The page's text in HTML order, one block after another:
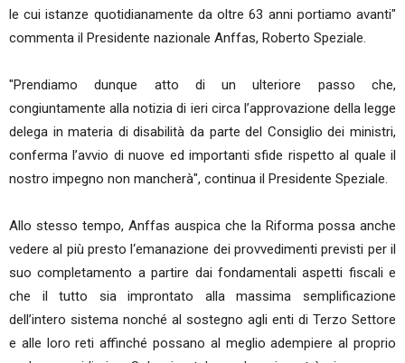
le cui istanze quotidianamente da oltre 63 anni portiamo avanti"
commenta il Presidente nazionale Anffas, Roberto Speziale.
"Prendiamo dunque atto di un ulteriore passo che,
congiuntamente alla notizia di ieri circa l’approvazione della legge
delega in materia di disabilità da parte del Consiglio dei ministri,
conferma l’avvio di nuove ed importanti sfide rispetto al quale il
nostro impegno non mancherà", continua il Presidente Speziale.
Allo stesso tempo, Anffas auspica che la Riforma possa anche
vedere al più presto l‘emanazione dei provvedimenti previsti per il
suo completamento a partire dai fondamentali aspetti fiscali e
che il tutto sia improntato alla massima semplificazione
dell’intero sistema nonché al sostegno agli enti di Terzo Settore
e alle loro reti affinché possano al meglio adempiere al proprio